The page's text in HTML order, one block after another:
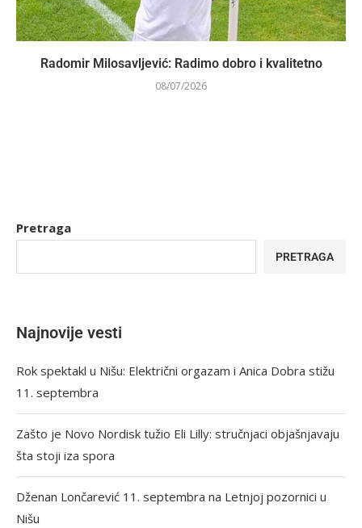
Radomir Milosavljević: Radimo dobro i kvalitetno
08/07/2026
Pretraga
PRETRAGA
Najnovije vesti
Rok spektakl u Nišu: Električni orgazam i Anica Dobra stižu
11. septembra
Zašto je Novo Nordisk tužio Eli Lilly: stručnjaci objašnjavaju
šta stoji iza spora
Dženan Lončarević 11. septembra na Letnjoj pozornici u
Nišu